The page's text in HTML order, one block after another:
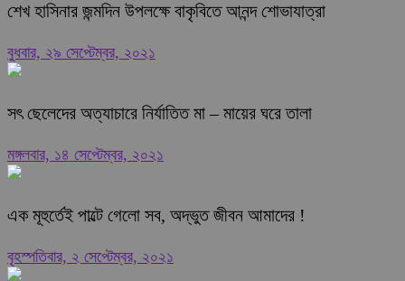
শেখ হাসিনার জন্মদিন উপলক্ষে বাকৃবিতে আনন্দ শোভাযাত্রা
বুধবার, ২৯ সেপ্টেম্বর, ২০২১
সৎ ছেলেদের অত্যাচারে নির্যাতিত মা – মায়ের ঘরে তালা
মঙ্গলবার, ১৪ সেপ্টেম্বর, ২০২১
এক মূহুর্তেই পাল্টে গেলো সব, অদ্ভুত জীবন আমাদের !
বৃহস্পতিবার, ২ সেপ্টেম্বর, ২০২১